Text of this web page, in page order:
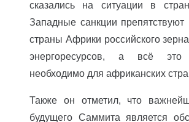
сказались на ситуации в
Западные санкции препятствуют
страны Африки российского
энергоресурсов, а всё это
необходимо для африканских
Также он отметил, что
будущего Саммита является